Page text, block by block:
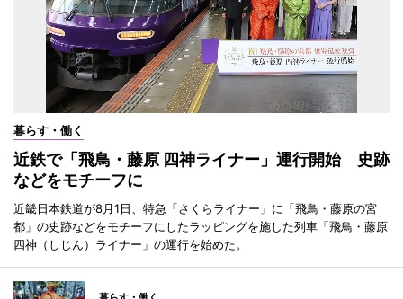
暮らす・働く
近鉄で「飛鳥・藤原 四神ライナー」運行開始 史跡
などをモチーフに
近畿日本鉄道が8月1日、特急「さくらライナー」に「飛鳥・藤原の宮
都」の史跡などをモチーフにしたラッピングを施した列車「飛鳥・藤原
四神（しじん）ライナー」の運行を始めた。